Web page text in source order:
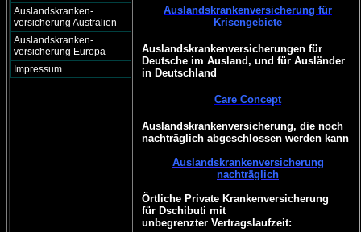
Auslandskranken-
versicherung Australien
Auslandskranken-
versicherung Europa
Impressum
Auslandskrankenversicherung für
Krisengebiete
Auslandskrankenversicherungen für
Deutsche im Ausland, und für Ausländer
in Deutschland
Care Concept
Auslandskrankenversicherung, die noch
nachträglich abgeschlossen werden kann
Auslandskrankenversicherung
nachträglich
Örtliche Private Krankenversicherung
für Dschibuti mit
unbegrenzter Vertragslaufzeit: